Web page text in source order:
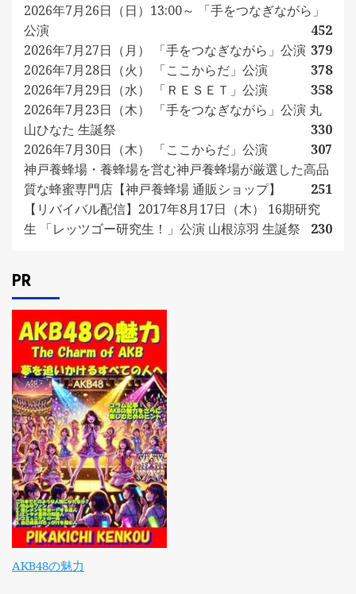
2026年7月26日（日）13:00～ 「手をつなぎながら」
公演
452
2026年7月27日（月） 「手をつなぎながら」公演 379
2026年7月28日（火） 「ここからだ」公演
378
2026年7月29日（水） 「ＲＥＳＥＴ」公演
358
2026年7月23日（木） 「手をつなぎながら」公演 丸
山ひなた 生誕祭
330
2026年7月30日（木） 「ここからだ」公演
307
神戸養蜂場・養蜂場を営む神戸養蜂場が厳選した高品
質な蜂蜜専門店【神戸養蜂場 通販ショップ】
251
【リバイバル配信】2017年8月17日（木） 16期研究
生 「レッツゴー研究生！」公演 山根涼羽 生誕祭
230
PR
AKB48の魅力